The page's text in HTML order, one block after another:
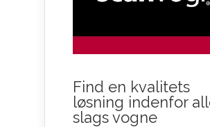
Find en kvalitets
løsning indenfor
slags vogne